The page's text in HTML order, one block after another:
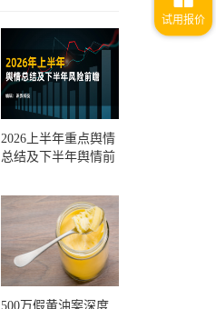
2026上半年重点舆情
总结及下半年舆情前
500万假黄油案深度